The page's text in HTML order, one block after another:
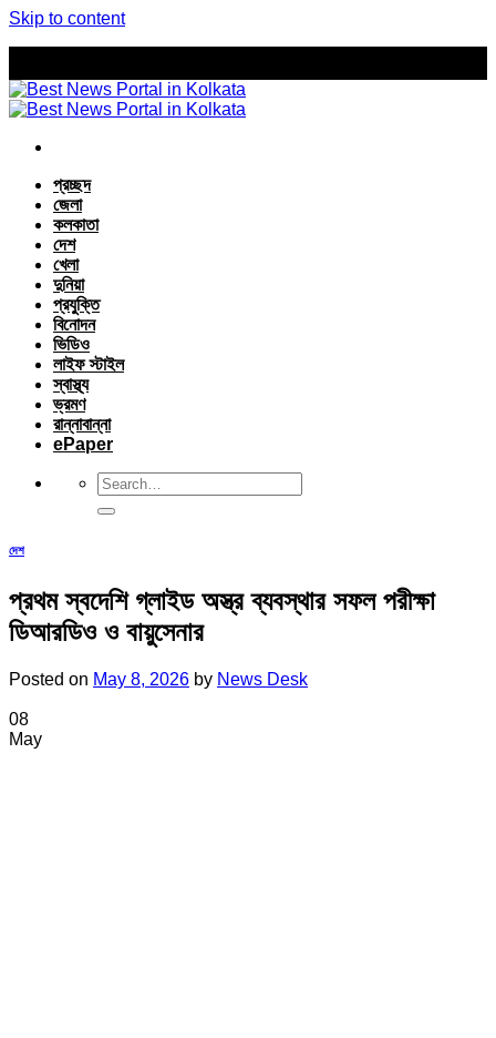
Skip to content
প্রচ্ছদ
জেলা
কলকাতা
দেশ
খেলা
দুনিয়া
প্রযুক্তি
বিনোদন
ভিডিও
লাইফ স্টাইল
স্বাস্থ্য
ভ্রমণ
রান্নাবান্না
ePaper
দেশ
প্রথম স্বদেশি গ্লাইড অস্ত্র ব্যবস্থার সফল পরীক্ষা
ডিআরডিও ও বায়ুসেনার
Posted on May 8, 2026 by News Desk
08
May